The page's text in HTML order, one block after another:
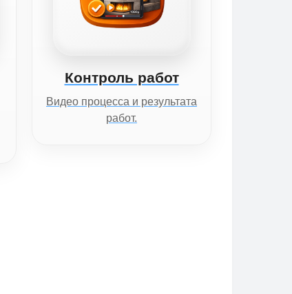
Контроль работ
Видео процесса и результата
работ.